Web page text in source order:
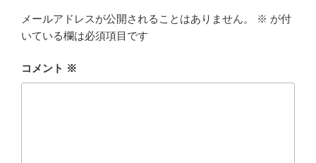
メールアドレスが公開されることはありません。 ※ が付
いている欄は必須項目です
コメント ※